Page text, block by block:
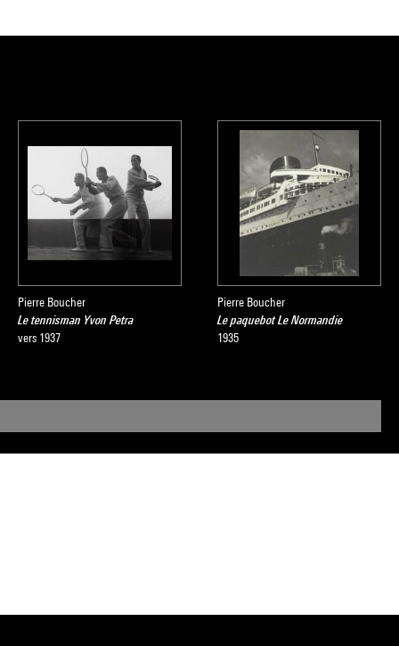
Pierre Boucher
Le tennisman Yvon Petra
vers 1937
Pierre Boucher
Le paquebot Le Normandie
1935